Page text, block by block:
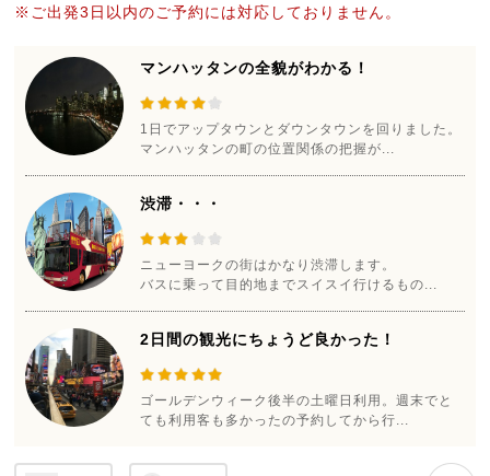
※ご出発3日以内のご予約には対応しておりません。
マンハッタンの全貌がわかる！
1日でアップタウンとダウンタウンを回りました。
マンハッタンの町の位置関係の把握が...
渋滞・・・
ニューヨークの街はかなり渋滞します。
バスに乗って目的地までスイスイ行けるもの...
2日間の観光にちょうど良かった！
ゴールデンウィーク後半の土曜日利用。週末でと
ても利用客も多かったの予約してから行...